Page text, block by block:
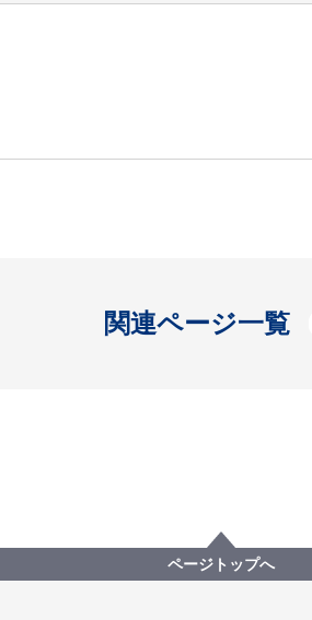
関連ページ一覧
開く
ページトップへ